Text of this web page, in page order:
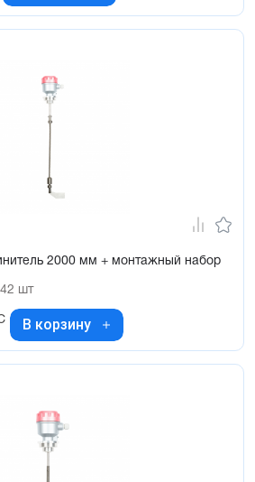
2000 мм + монтажный набор
шт
В корзину